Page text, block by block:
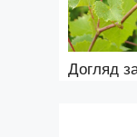
Догляд